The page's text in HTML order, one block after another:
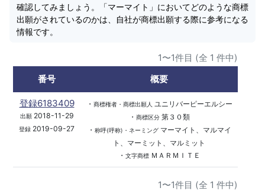
確認してみましょう。「マーマイト」においてどのような商標
出願がされているのかは、自社が商標出願する際に参考になる
情報です。
1〜1件目 (全 1 件中)
番号
概要
登録6183409
出願2018-11-29
登録 2019-09-27
・ 商標権者・商標出願人 ユニリバーピーエルシー
・ 商標区分第３０類
・ 称呼(呼称)・ネーミングマーマイト、マルマイ
ト、マーミット、マルミット
・ 文字商標ＭＡＲＭＩＴＥ
1〜1件目 (全 1 件中)